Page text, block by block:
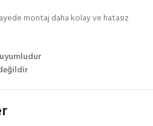
montaj daha kolay ve hatasız